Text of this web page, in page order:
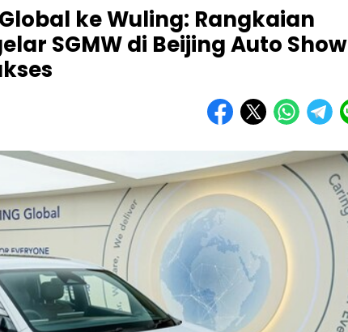
ke Wuling: Rangkaian
SGMW di Beijing Auto Show